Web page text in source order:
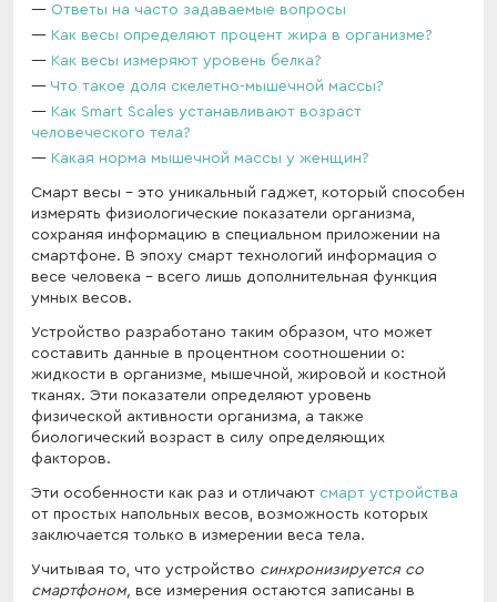
Ответы на часто задаваемые вопросы
Как весы определяют процент жира в организме?
Как весы измеряют уровень белка?
Что такое доля скелетно-мышечной массы?
Как Smart Scales устанавливают возраст
человеческого тела?
Какая норма мышечной массы у женщин?
Смарт весы – это уникальный гаджет, который способен
измерять физиологические показатели организма,
сохраняя информацию в специальном приложении на
смартфоне. В эпоху смарт технологий информация о
весе человека – всего лишь дополнительная функция
умных весов.
Устройство разработано таким образом, что может
составить данные в процентном соотношении о:
жидкости в организме, мышечной, жировой и костной
тканях. Эти показатели определяют уровень
физической активности организма, а также
биологический возраст в силу определяющих
факторов.
Эти особенности как раз и отличают смарт устройства
от простых напольных весов, возможность которых
заключается только в измерении веса тела.
Учитывая то, что устройство синхронизируется со
смартфоном, все измерения остаются записаны в